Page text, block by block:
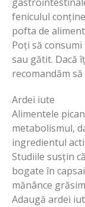
feniculul
pofta de
Poți să
sau gătit. Dacă
recomandăm
Ardei iute
Alimentele
metabolismul,
ingredientul
Studiile susțin
bogate în
mănânce
Adaugă ardei